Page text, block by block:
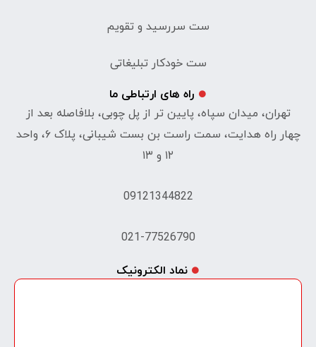
ست سررسید و تقویم
ست خودکار تبلیغاتی
راه های ارتباطی ما
تهران، میدان سپاه، پایین تر از پل چوبی، بلافاصله بعد از
چهار راه هدایت، سمت راست بن بست شیبانی، پلاک ۶، واحد
۱۲ و ۱۳
09121344822
021-77526790
نماد الکترونیک